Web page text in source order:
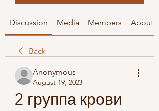
Discussion Media Members About
Back
Anonymous
August 19, 2023
2 группа крови